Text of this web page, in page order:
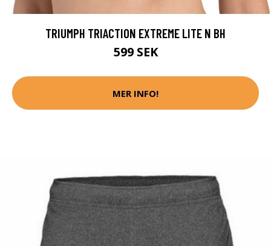
TRIUMPH TRIACTION EXTREME LITE N BH
599 SEK
MER INFO!